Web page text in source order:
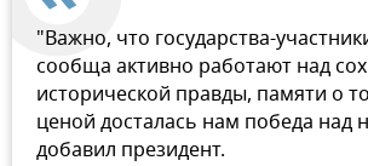
"Важно, что государства-
сообща активно работают над
исторической правды, памяти о
ценой досталась нам победа над
добавил президент.